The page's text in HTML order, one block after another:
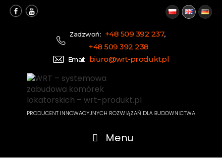
Zadzwoń: +48 509 392 237,
+48 509 392 238
Email: biuro@wrt-produkt.pl
PRODUCENT INNOWACYJNYCH ROZWIĄZAŃ DLA BUDOWNICTWA
Menu